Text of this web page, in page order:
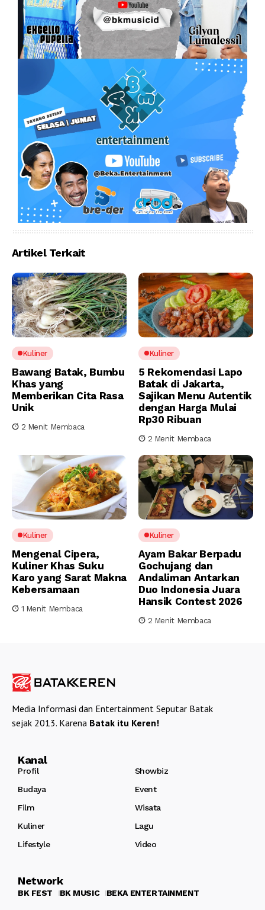
Artikel Terkait
Kuliner
Bawang Batak, Bumbu
Khas yang
Memberikan Cita Rasa
Unik
2 Menit Membaca
Kuliner
5 Rekomendasi Lapo
Batak di Jakarta,
Sajikan Menu Autentik
dengan Harga Mulai
Rp30 Ribuan
2 Menit Membaca
Kuliner
Mengenal Cipera,
Kuliner Khas Suku
Karo yang Sarat Makna
Kebersamaan
1 Menit Membaca
Kuliner
Ayam Bakar Berpadu
Gochujang dan
Andaliman Antarkan
Duo Indonesia Juara
Hansik Contest 2026
2 Menit Membaca
Media Informasi dan Entertainment Seputar Batak
sejak 2013. Karena Batak itu Keren!
Kanal
Profil
Showbiz
Budaya
Event
Film
Wisata
Kuliner
Lagu
Lifestyle
Video
Network
BK FEST BK MUSIC BEKA ENTERTAINMENT